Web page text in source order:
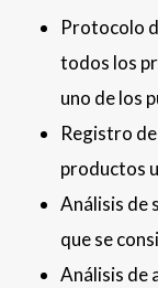
Protocolo
todos los
uno de los
Registro
productos
Análisis de
que se
Análisis de